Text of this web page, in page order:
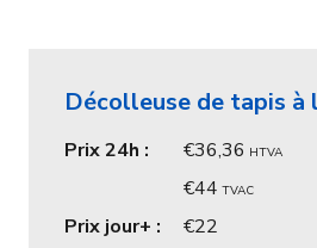
Décolleuse de tapis à
Prix 24h : 36,36 HTVA
44 TVAC
Prix jour+ :
22